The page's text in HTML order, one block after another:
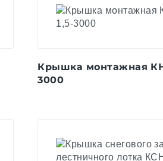
Крышка монтажная КН
3000